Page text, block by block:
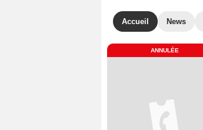
Accueil News
ANNULÉE